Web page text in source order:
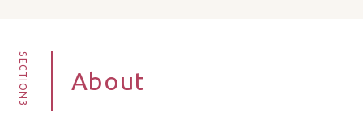
About
SECTION3